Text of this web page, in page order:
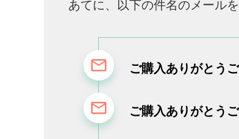
あてに、 以下の件名のメール
ご購入ありがとう
ご購入ありがとう